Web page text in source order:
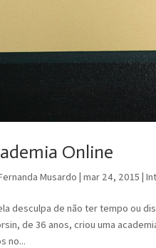
Online
Musardo |mar 24, 2015 |
desculpa de não ter tempo ou
de 36 anos, criou uma
no...